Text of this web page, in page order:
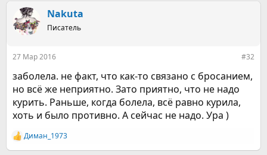
Nakuta
Писатель
27 Мар 2016 #32
заболела. не факт, что как-то связано с бросанием,
но всё же неприятно. Зато приятно, что не надо
курить. Раньше, когда болела, всё равно курила,
хоть и было противно. А сейчас не надо. Ура )
Р
е
Диман_1973